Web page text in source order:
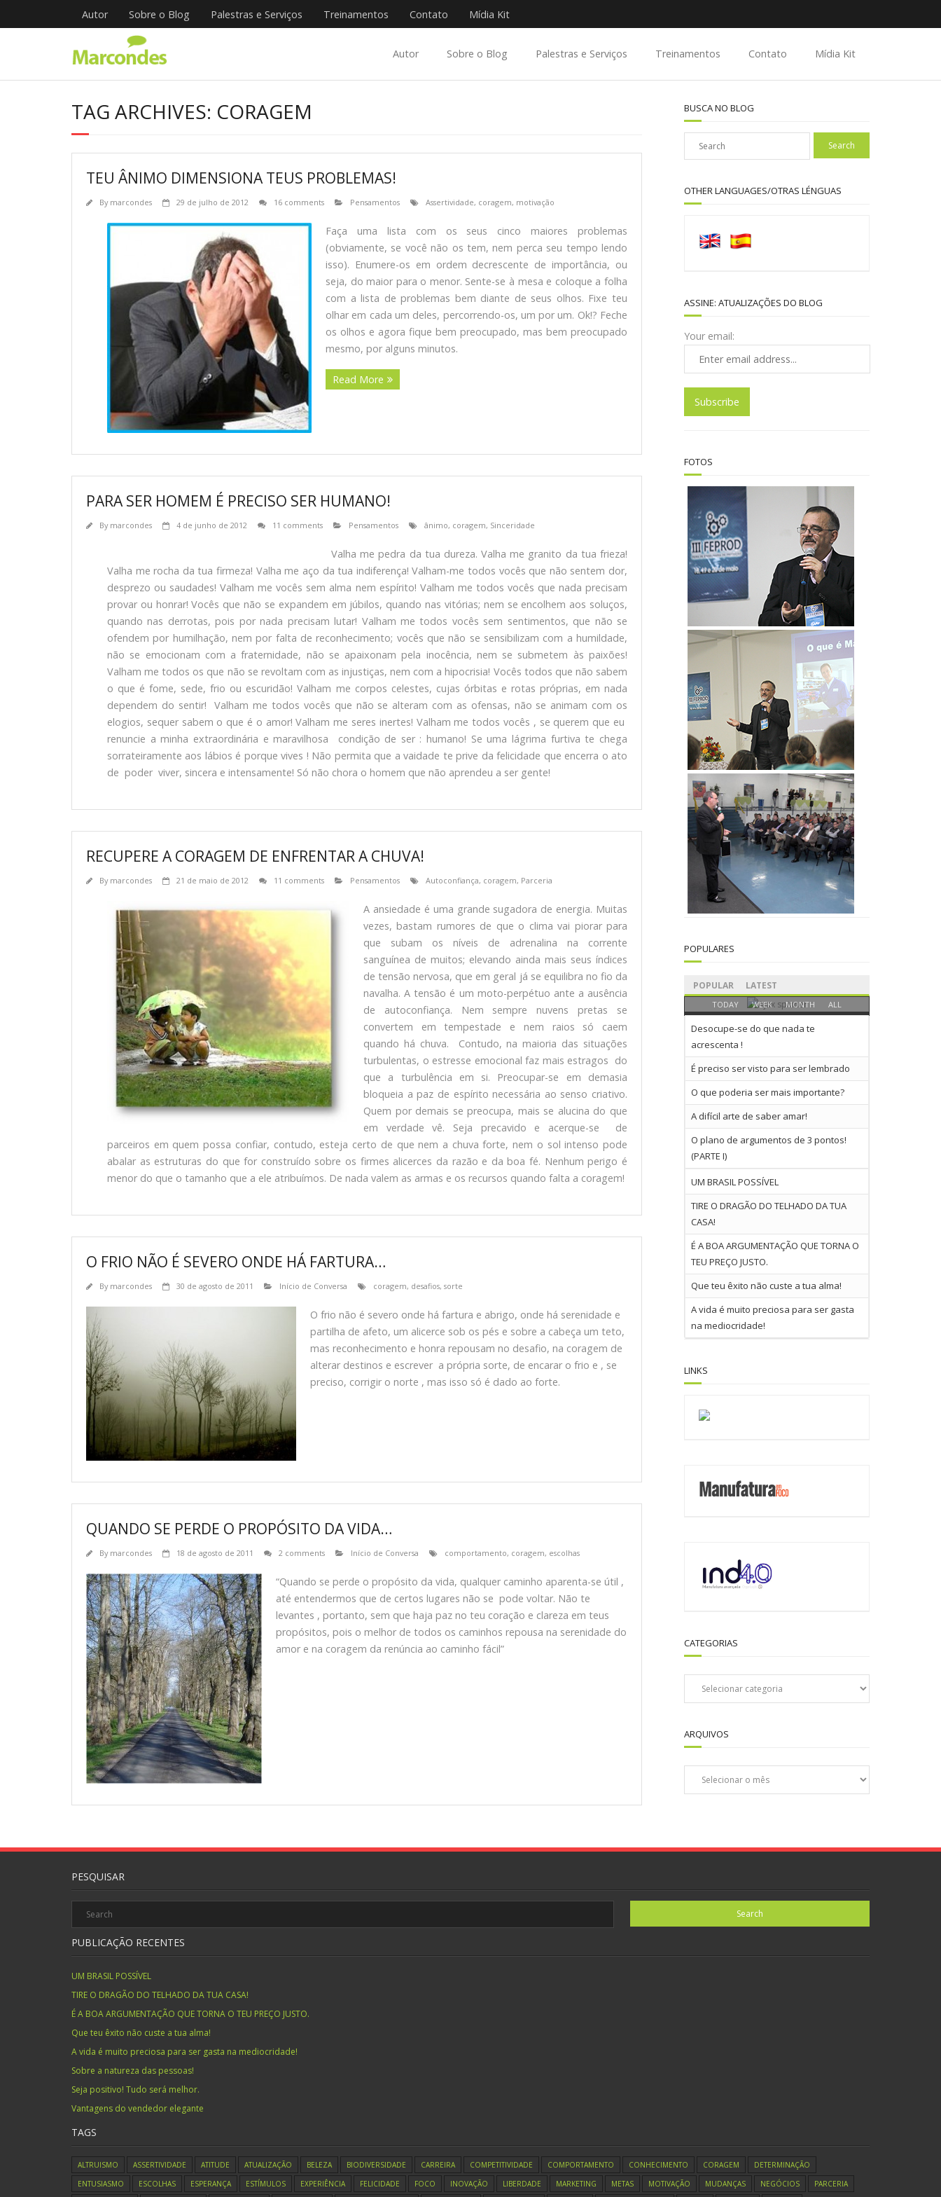
Autor Sobre o Blog Palestras e Serviços Treinamentos Contato Mídia Kit
Autor Sobre o Blog Palestras e Serviços Treinamentos Contato Mídia Kit
TAG ARCHIVES: CORAGEM
TEU ÂNIMO DIMENSIONA TEUS PROBLEMAS!
By marcondes 29 de julho de 2012 16 comments Pensamentos Assertividade, coragem, motivação
Faça uma lista com os seus cinco maiores problemas
(obviamente, se você não os tem, nem perca seu tempo lendo
isso). Enumere-os em ordem decrescente de importância, ou
seja, do maior para o menor. Sente-se à mesa e coloque a folha
com a lista de problemas bem diante de seus olhos. Fixe teu
olhar em cada um deles, percorrendo-os, um por um. Ok!? Feche
os olhos e agora fique bem preocupado, mas bem preocupado
mesmo, por alguns minutos.
Read More
PARA SER HOMEM É PRECISO SER HUMANO!
By marcondes 4 de junho de 2012 11 comments Pensamentos ânimo, coragem, Sinceridade
Valha me pedra da tua dureza. Valha me granito da tua frieza!
Valha me rocha da tua firmeza! Valha me aço da tua indiferença! Valham-me todos vocês que não sentem dor,
desprezo ou saudades! Valham me vocês sem alma nem espírito! Valham me todos vocês que nada precisam
provar ou honrar! Vocês que não se expandem em júbilos, quando nas vitórias; nem se encolhem aos soluços,
quando nas derrotas, pois por nada precisam lutar! Valham me todos vocês sem sentimentos, que não se
ofendem por humilhação, nem por falta de reconhecimento; vocês que não se sensibilizam com a humildade,
não se emocionam com a fraternidade, não se apaixonam pela inocência, nem se submetem às paixões!
Valham me todos os que não se revoltam com as injustiças, nem com a hipocrisia! Vocês todos que não sabem
o que é fome, sede, frio ou escuridão! Valham me corpos celestes, cujas órbitas e rotas próprias, em nada
dependem do sentir! Valham me todos vocês que não se alteram com as ofensas, não se animam com os
elogios, sequer sabem o que é o amor! Valham me seres inertes! Valham me todos vocês , se querem que eu
renuncie a minha extraordinária e maravilhosa condição de ser : humano! Se uma lágrima furtiva te chega
sorrateiramente aos lábios é porque vives ! Não permita que a vaidade te prive da felicidade que encerra o ato
de poder viver, sincera e intensamente! Só não chora o homem que não aprendeu a ser gente!
RECUPERE A CORAGEM DE ENFRENTAR A CHUVA!
By marcondes 21 de maio de 2012 11 comments Pensamentos Autoconfiança, coragem, Parceria
A ansiedade é uma grande sugadora de energia. Muitas
vezes, bastam rumores de que o clima vai piorar para
que subam os níveis de adrenalina na corrente
sanguínea de muitos; elevando ainda mais seus índices
de tensão nervosa, que em geral já se equilibra no fio da
navalha. A tensão é um moto-perpétuo ante a ausência
de autoconfiança. Nem sempre nuvens pretas se
convertem em tempestade e nem raios só caem
quando há chuva. Contudo, na maioria das situações
turbulentas, o estresse emocional faz mais estragos do
que a turbulência em si. Preocupar-se em demasia
bloqueia a paz de espírito necessária ao senso criativo.
Quem por demais se preocupa, mais se alucina do que
em verdade vê. Seja precavido e acerque-se de
parceiros em quem possa confiar, contudo, esteja certo de que nem a chuva forte, nem o sol intenso pode
abalar as estruturas do que for construído sobre os firmes alicerces da razão e da boa fé. Nenhum perigo é
menor do que o tamanho que a ele atribuímos. De nada valem as armas e os recursos quando falta a coragem!
O FRIO NÃO É SEVERO ONDE HÁ FARTURA…
By marcondes 30 de agosto de 2011 Início de Conversa coragem, desafios, sorte
O frio não é severo onde há fartura e abrigo, onde há serenidade e
partilha de afeto, um alicerce sob os pés e sobre a cabeça um teto,
mas reconhecimento e honra repousam no desafio, na coragem de
alterar destinos e escrever a própria sorte, de encarar o frio e , se
preciso, corrigir o norte , mas isso só é dado ao forte.
QUANDO SE PERDE O PROPÓSITO DA VIDA…
By marcondes 18 de agosto de 2011 2 comments Início de Conversa comportamento, coragem, escolhas
“Quando se perde o propósito da vida, qualquer caminho aparenta-se útil ,
até entendermos que de certos lugares não se pode voltar. Não te
levantes , portanto, sem que haja paz no teu coração e clareza em teus
propósitos, pois o melhor de todos os caminhos repousa na serenidade do
amor e na coragem da renúncia ao caminho fácil”
BUSCA NO BLOG
OTHER LANGUAGES/OTRAS LÉNGUAS
ASSINE: ATUALIZAÇÕES DO BLOG
Your email:
FOTOS
POPULARES
POPULAR LATEST
TODAY WEEK MONTH ALL
Desocupe-se do que nada te
acrescenta !
É preciso ser visto para ser lembrado
O que poderia ser mais importante?
A difícil arte de saber amar!
O plano de argumentos de 3 pontos!
(PARTE I)
UM BRASIL POSSÍVEL
TIRE O DRAGÃO DO TELHADO DA TUA
CASA!
É A BOA ARGUMENTAÇÃO QUE TORNA O
TEU PREÇO JUSTO.
Que teu êxito não custe a tua alma!
A vida é muito preciosa para ser gasta
na mediocridade!
LINKS
CATEGORIAS
Categorias
ARQUIVOS
Arquivos
PESQUISAR
PUBLICAÇÃO RECENTES
UM BRASIL POSSÍVEL
TIRE O DRAGÃO DO TELHADO DA TUA CASA!
É A BOA ARGUMENTAÇÃO QUE TORNA O TEU PREÇO JUSTO.
Que teu êxito não custe a tua alma!
A vida é muito preciosa para ser gasta na mediocridade!
Sobre a natureza das pessoas!
Seja positivo! Tudo será melhor.
Vantagens do vendedor elegante
TAGS
ALTRUISMO ASSERTIVIDADE ATITUDE ATUALIZAÇÃO BELEZA BIODIVERSIDADE CARREIRA COMPETITIVIDADE COMPORTAMENTO CONHECIMENTO CORAGEM
DETERMINAÇÃO
ENTUSIASMO
ESCOLHAS ESPERANÇA ESTÍMULOS EXPERIÊNCIA FELICIDADE FOCO INOVAÇÃO LIBERDADE MARKETING METAS MOTIVAÇÃO MUDANÇAS NEGÓCIOS PARCERIA